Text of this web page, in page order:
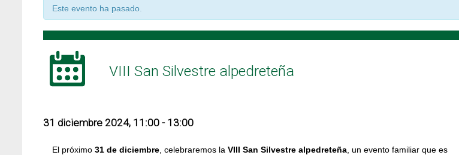
Este evento ha pasado.
VIII San Silvestre alpedreteña
31 diciembre 2024, 11:00 - 13:00
El próximo 31 de diciembre , celebraremos la VIII San Silvestre alpedreteña , un evento familiar que es